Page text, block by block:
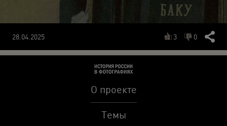
28.04.2025 3 0
О проекте
Темы